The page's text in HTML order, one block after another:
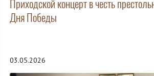
Приходской концерт в честь
Дня Победы
03.05.2026